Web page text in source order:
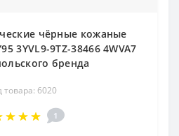
чёрные кожаные
3YVL9-9TZ-38466 4WVA7
бренда
товара: 6020
1